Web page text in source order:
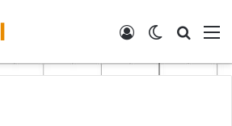
Switch skin
Войти